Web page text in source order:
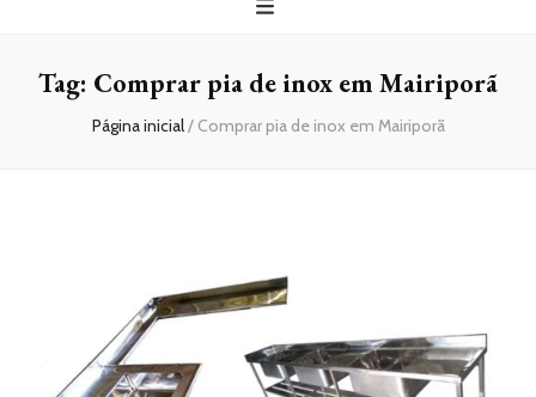
Tag: Comprar pia de inox em Mairiporã
Página inicial/ Comprar pia de inox em Mairiporã